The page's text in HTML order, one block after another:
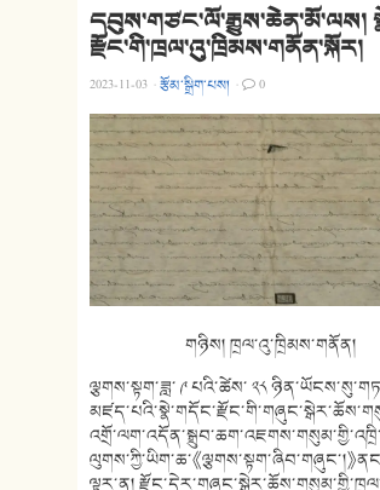
དབུས་གཙང་ལོ་རྒྱུས་ཆེན་མོ་ལས།
རྫོང་གི་ཁྲལ་འུ་ཁྲིམས་གནོན་སྐོར།
2023-11-03 ·རྩོམ་སྒྲིག་པས། · 0
གཉིས། ཁྲལ་འུ་ཁྲིམས་གནོན།
ལྕགས་སྟག་ཟླ་ ༩ པའི་ཚེས་ ༢༨
ལུགས་ཀྱི་ཡིག་ཆ་《ལྕགས་སྟག་ཞིབ་གཞུང་།》
ལྟར་ན།